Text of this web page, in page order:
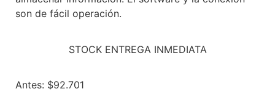
son de fácil operación.
STOCK ENTREGA INMEDIATA
Antes: $92.701